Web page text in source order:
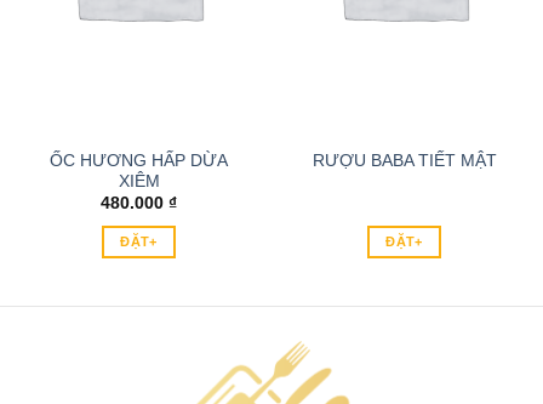
ỐC HƯƠNG HẤP DỪA
XIÊM
480.000 ₫
ĐẶT+
RƯỢU BABA TIẾT MẬT
ĐẶT+